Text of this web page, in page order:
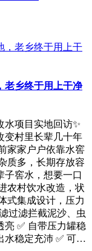
老乡终于用上干净
项目实地回访✨
变村里长辈几十年
家家户户依靠水窖
质多，长期存放容
子窖水，想要一口
农村饮水改造，状
式集成设计，压力
过滤拦截泥沙、虫
亮 ✅ 自带压力罐稳
水稳定充沛 ✅ 可…